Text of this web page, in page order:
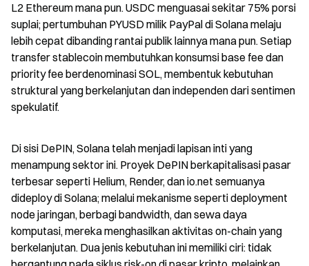
L2 Ethereum mana pun. USDC menguasai sekitar 75% porsi
suplai; pertumbuhan PYUSD milik PayPal di Solana melaju
lebih cepat dibanding rantai publik lainnya mana pun. Setiap
transfer stablecoin membutuhkan konsumsi base fee dan
priority fee berdenominasi SOL, membentuk kebutuhan
struktural yang berkelanjutan dan independen dari sentimen
spekulatif.
Di sisi DePIN, Solana telah menjadi lapisan inti yang
menampung sektor ini. Proyek DePIN berkapitalisasi pasar
terbesar seperti Helium, Render, dan io.net semuanya
dideploy di Solana; melalui mekanisme seperti deployment
node jaringan, berbagi bandwidth, dan sewa daya
komputasi, mereka menghasilkan aktivitas on-chain yang
berkelanjutan. Dua jenis kebutuhan ini memiliki ciri: tidak